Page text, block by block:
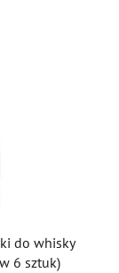
do whisky
6 sztuk)